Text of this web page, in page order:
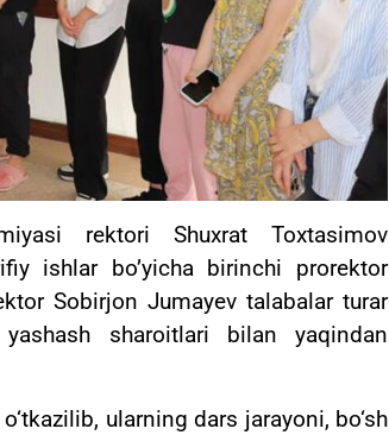
rektori Shuxrat Toxtasimov
ishlar bo’yicha birinchi prorektor
Sobirjon Jumayev talabalar turar
sharoitlari bilan yaqindan
ularning dars jarayoni, bo‘sh